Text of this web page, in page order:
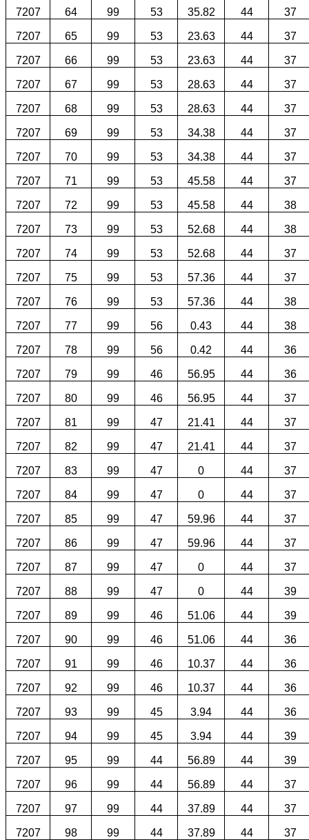
7207 64 99 53 35.82 44 37
7207 65 99 53 23.63 44 37
7207 66 99 53 23.63 44 37
7207 67 99 53 28.63 44 37
7207 68 99 53 28.63 44 37
7207 69 99 53 34.38 44 37
7207 70 99 53 34.38 44 37
7207 71 99 53 45.58 44 37
7207 72 99 53 45.58 44 38
7207 73 99 53 52.68 44 38
7207 74 99 53 52.68 44 37
7207 75 99 53 57.36 44 37
7207 76 99 53 57.36 44 38
7207 77 99 56 0.43 44 38
7207 78 99 56 0.42 44 36
7207 79 99 46 56.95 44 36
7207 80 99 46 56.95 44 37
7207 81 99 47 21.41 44 37
7207 82 99 47 21.41 44 37
7207 83 99 47 0 44 37
7207 84 99 47 0 44 37
7207 85 99 47 59.96 44 37
7207 86 99 47 59.96 44 37
7207 87 99 47 0 44 37
7207 88 99 47 0 44 39
7207 89 99 46 51.06 44 39
7207 90 99 46 51.06 44 36
7207 91 99 46 10.37 44 36
7207 92 99 46 10.37 44 36
7207 93 99 45 3.94 44 36
7207 94 99 45 3.94 44 39
7207 95 99 44 56.89 44 39
7207 96 99 44 56.89 44 37
7207 97 99 44 37.89 44 37
7207 98 99 44 37.89 44 37